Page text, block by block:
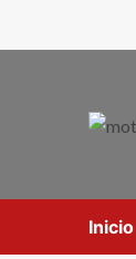
Inicio